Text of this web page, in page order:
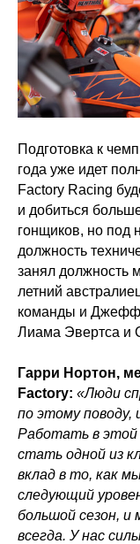
Подготовка к
года уже идет
Factory Racing
и добиться
гонщиков, но под
должность
занял должность
летний
команды и
Лиама Эвертса и
Гарри Нортон,
Factory: «Люди
по этому поводу,
Работать в этой
стать одной из
вклад в то, как
следующий
большой сезон, и
всегда. У нас